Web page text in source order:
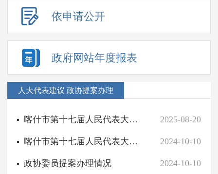
依申请公开
政府网站年度报表
人大代表建议 政协提案办理
2025-08-20
喀什市第十七届人民代表大会第五次会议代表议案和建议、批评、意见办理情况的报告
2024-10-10
喀什市第十七届人民代表大会第四次会议代表建议办理情况
2024-10-10
政协委员提案办理情况